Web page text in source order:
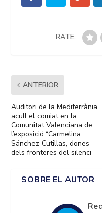
RATE:
ANTERIOR
Auditori de la Mediterrània
acull el comiat en la
Comunitat Valenciana de
l’exposició “Carmelina
Sánchez-Cutillas, dones
dels fronteres del silenci”
SOBRE EL AUTOR